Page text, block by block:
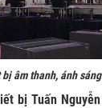
âm thanh, ánh
bị Tuấn Nguyễn